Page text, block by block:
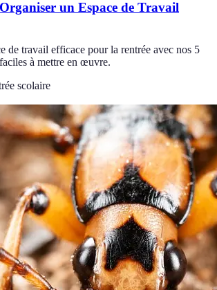
un Espace de Travail
de travail efficace pour la rentrée avec nos 5
à mettre en œuvre.
scolaire